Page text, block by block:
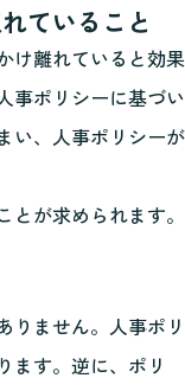
ていること
け離れていると効果
事ポリシーに基づい
い、人事ポリシーが
が求められます。
りません。人事ポリ
ます。逆に、ポリ